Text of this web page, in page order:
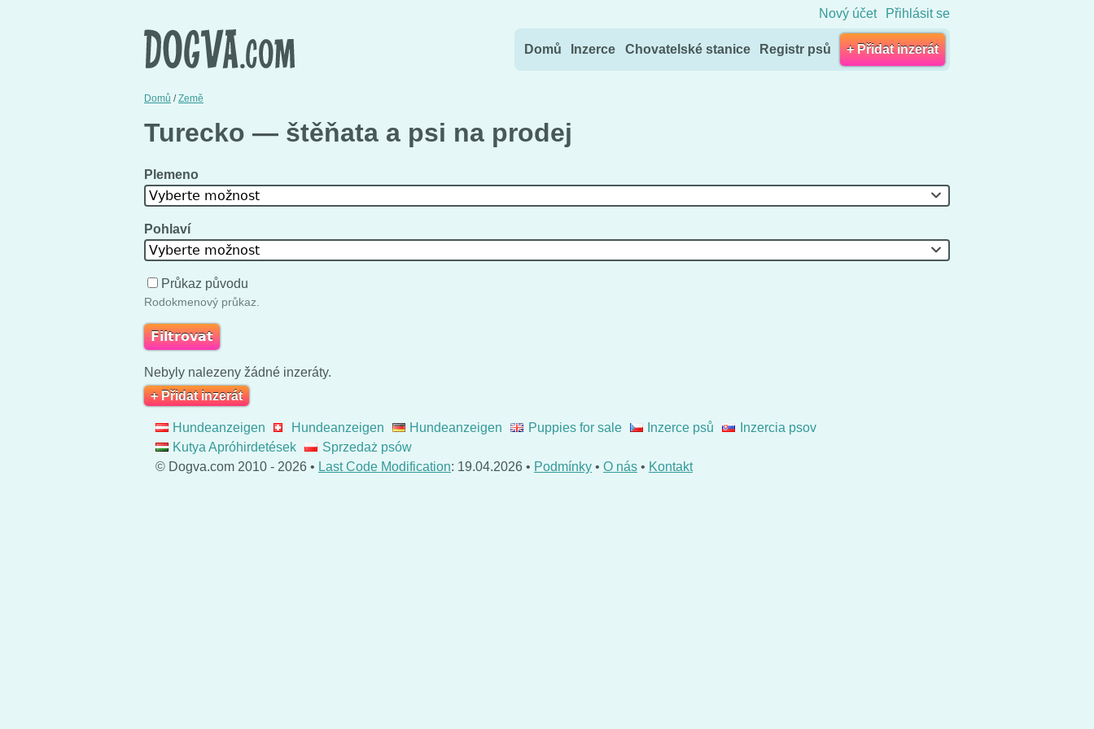
Nový účet Přihlásit se
Domů Inzerce Chovatelské stanice Registr psů + Přidat inzerát
Domů /Země
Turecko — štěňata a psi na prodej
Plemeno
Vyberte možnost
Pohlaví
Vyberte možnost
Průkaz původu
Rodokmenový průkaz.
Nebyly nalezeny žádné inzeráty.
+ Přidat inzerát
Hundeanzeigen Hundeanzeigen Hundeanzeigen Puppies for sale Inzerce psů
Inzercia psov
Kutya Apróhirdetések
Sprzedaż psów
© Dogva.com 2010 - 2026 • Last Code Modification: 19.04.2026 • Podmínky • O nás • Kontakt